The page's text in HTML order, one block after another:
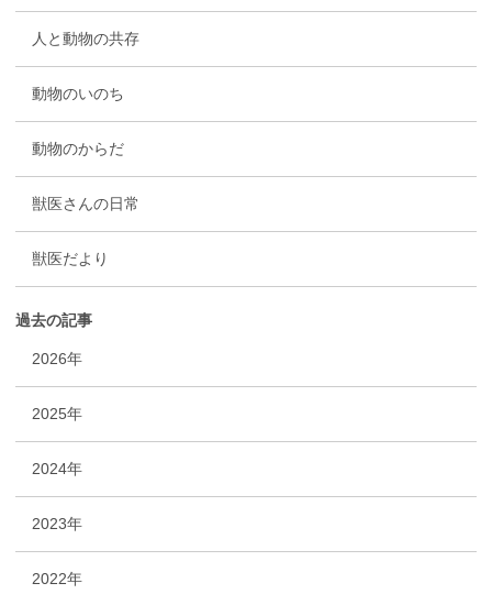
人と動物の共存
動物のいのち
動物のからだ
獣医さんの日常
獣医だより
過去の記事
2026年
2025年
2024年
2023年
2022年